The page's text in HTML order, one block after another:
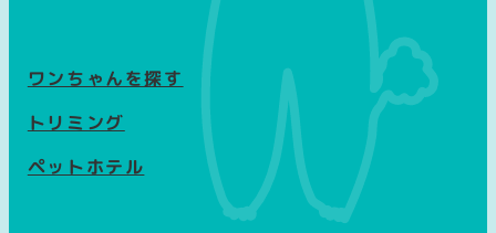
ワンちゃんを探す
トリミング
ペットホテル